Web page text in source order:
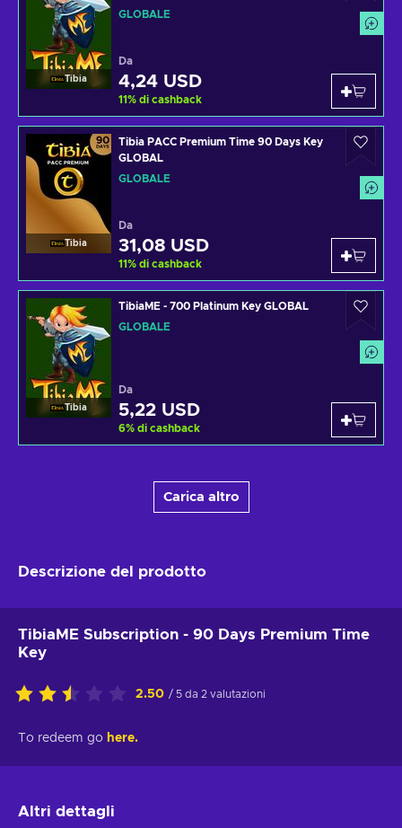
Tibia
GLOBALE
Da
4,24 USD
11% di cashback
Tibia
Tibia PACC Premium Time 90 Days Key
GLOBAL
GLOBALE
Da
31,08 USD
11% di cashback
Tibia
TibiaME - 700 Platinum Key GLOBAL
GLOBALE
Da
5,22 USD
6% di cashback
Carica altro
Descrizione del prodotto
TibiaME Subscription - 90 Days Premium Time
Key
2.50 / 5 da 2 valutazioni
To redeem go here.
Altri dettagli